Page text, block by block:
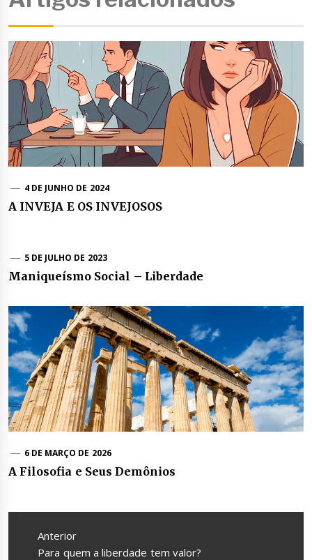
4 DE JUNHO DE 2024
A INVEJA E OS INVEJOSOS
5 DE JULHO DE 2023
Maniqueísmo Social – Liberdade
6 DE MARÇO DE 2026
A Filosofia e Seus Demônios
Navegação
Post
Anterior
Anterior
Para quem a liberdade tem valor?